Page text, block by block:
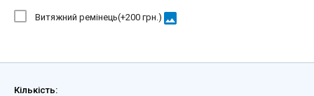
Витяжний ремінець(+200 грн.) image
Кількість: